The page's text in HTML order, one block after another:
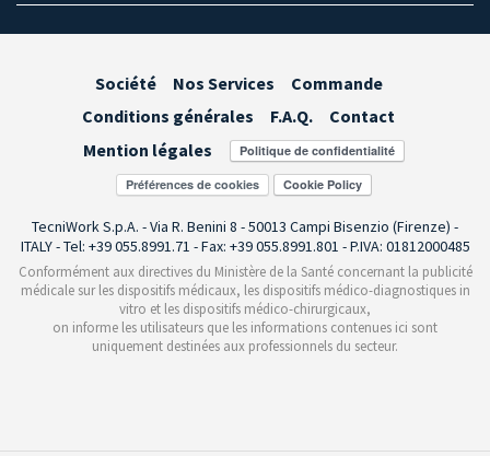
Société Nos Services
Commande
Conditions générales
F.A.Q.
Contact
Mention légales
Préférences de cookies
TecniWork S.p.A. - Via R. Benini 8 - 50013 Campi Bisenzio (Firenze) -
ITALY - Tel: +39 055.8991.71 - Fax: +39 055.8991.801 - P.IVA: 01812000485
Conformément aux directives du Ministère de la Santé concernant la publicité
médicale sur les dispositifs médicaux, les dispositifs médico-diagnostiques in
vitro et les dispositifs médico-chirurgicaux,
on informe les utilisateurs que les informations contenues ici sont
uniquement destinées aux professionnels du secteur.